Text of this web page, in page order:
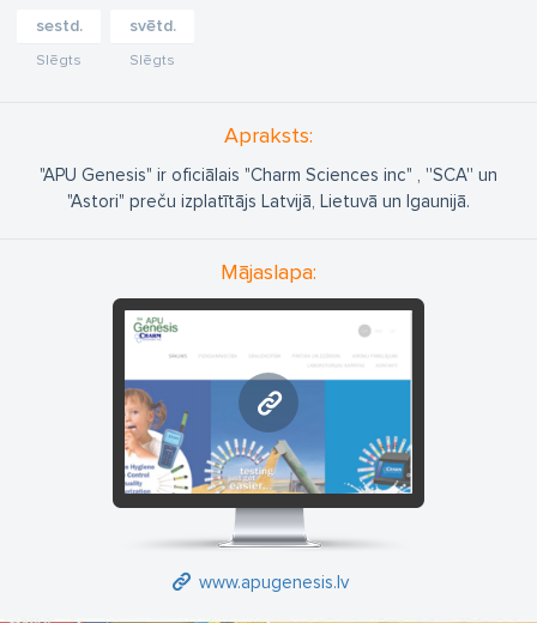
sestd.
Slēgts
svētd.
Slēgts
Apraksts:
"APU Genesis" ir oficiālais "Charm Sciences inc" , ''SCA'' un
"Astori" preču izplatītājs Latvijā, Lietuvā un Igaunijā.
Mājaslapa:
www.apugenesis.lv